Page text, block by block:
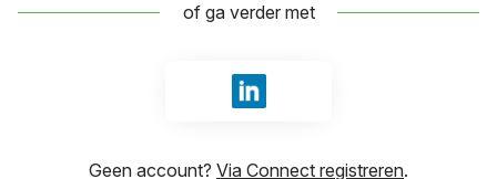
of ga verder met
Inloggen met LinkedIn
Geen account? Via Connect registreren.